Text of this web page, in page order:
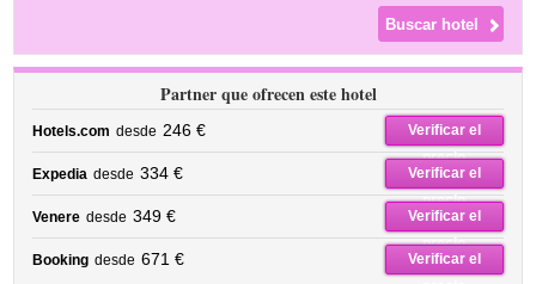
Partner que ofrecen este hotel
Hotels.com desde 246 €
Verificar el
precio
Expedia desde 334 €
Verificar el
precio
Venere desde 349 €
Verificar el
precio
Booking desde 671 €
Verificar el